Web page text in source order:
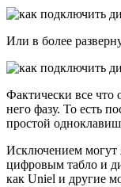
Или в более
Фактически все что
него фазу. То есть
простой
Исключением могут
цифровым табло и
как Uniel и другие